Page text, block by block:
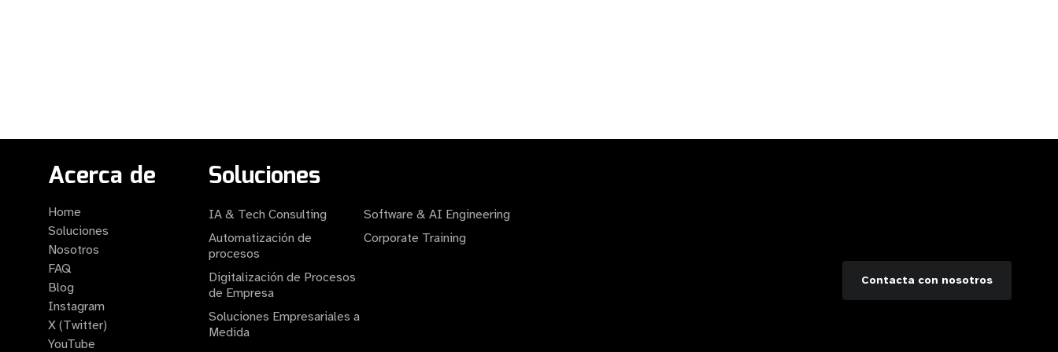
Acerca de
Home
Soluciones
Nosotros
FAQ
Blog
Instagram
X (Twitter)
YouTube
Soluciones
IA & Tech Consulting
Automatización de
procesos
Digitalización de Procesos
de Empresa
Soluciones Empresariales a
Medida
Software & AI Engineering
Corporate Training
Contacta con nosotros